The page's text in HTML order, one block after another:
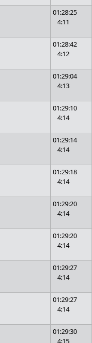
01:28:25
4:11
01:28:42
4:12
01:29:04
4:13
01:29:10
4:14
01:29:14
4:14
01:29:18
4:14
01:29:20
4:14
01:29:20
4:14
01:29:27
4:14
01:29:27
4:14
01:29:30
4:15